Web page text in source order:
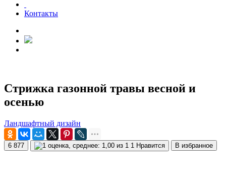
Контакты
Стрижка газонной травы весной и
осенью
Ландшафтный дизайн
6 877 1 Нравится В избранное